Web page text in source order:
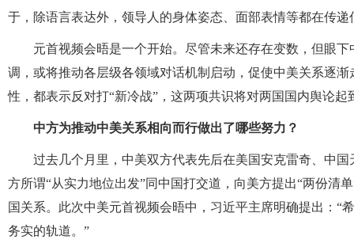
于，除语言表达外，领导人的身体姿态、面部表情等都在传
元首视频会晤是一个开始。尽管未来还存在变数，但眼
调，或将推动各层级各领域对话机制启动，促使中美关系逐
性，都表示反对打“新冷战”，这两项共识将对两国国内舆论起
中方为推动中美关系相向而行做出了哪些努力？
过去几个月里，中美双方代表先后在美国安克雷奇、中
方所谓“从实力地位出发”同中国打交道，向美方提出“两份清
国关系。此次中美元首视频会晤中，习近平主席明确提出：“
务实的轨道。”